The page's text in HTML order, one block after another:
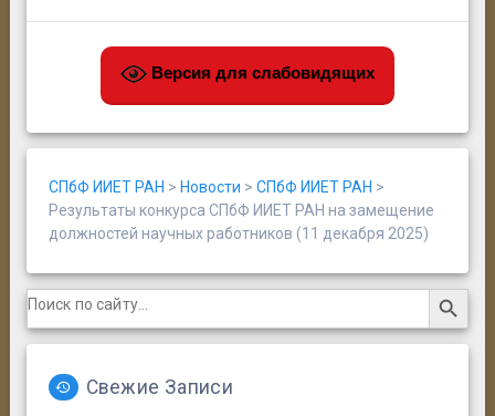
Версия для слабовидящих
СПбФ ИИЕТ РАН > Новости > СПбФ ИИЕТ РАН >
Результаты конкурса СПбФ ИИЕТ РАН на замещение
должностей научных работников (11 декабря 2025)
Search
for:
Search Button
Свежие Записи